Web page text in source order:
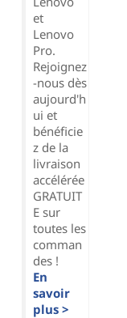
et
Lenovo
Pro.
Rejoignez
-nous dès
aujourd'h
ui et
bénéficie
z de la
livraison
accélérée
GRATUIT
E sur
toutes les
comman
des !
En
savoir
plus >